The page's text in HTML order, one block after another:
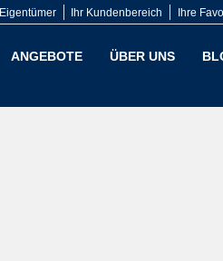
Ihre
Ihr Kundenbereich
Eigentümer
ANGEBOTE ÜBER UNS